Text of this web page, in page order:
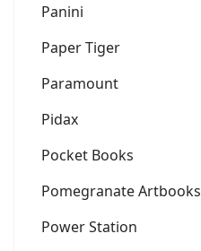
Panini
Paper Tiger
Paramount
Pidax
Pocket Books
Pomegranate Artbooks
Power Station